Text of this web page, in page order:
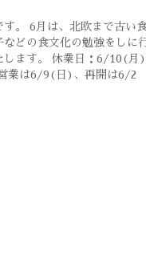
す。 6月は、北欧まで古い
どの食文化の勉強をしに
します。 休業日：6/10(月
業は6/9(日)、再開は6/2